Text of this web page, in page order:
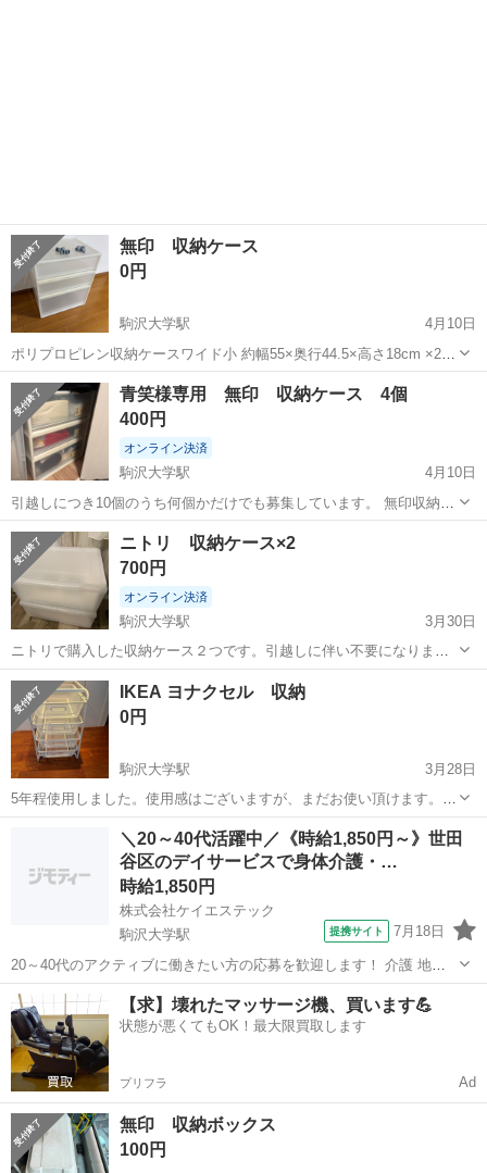
無印 収納ケース
0円
駒沢大学駅
4月10日
ポリプロピレン収納ケースワイド小 約幅55×奥行44.5×高さ18cm ×2個
ポリプロピレン収納ケースワイド大 約幅55×奥行44.5×高さ30cm ポリ
プロピレン収納ケース用キャスター ×8個
東京 目黒区 駒沢大学駅 収納家具
青笑様専用 無印 収納ケース 4個
400円
オンライン決済
駒沢大学駅
4月10日
引越しにつき10個のうち何個かだけでも募集しています。 無印収納ケ
ース 幅55 奥行き44.5 高さ18 4つ 幅55 奥行き44.5 高さ24 4つ 幅55 奥
行き44.5 高さ30 1つ 幅40 奥行き65 高さ18 1...
東京 世田谷区 駒沢大学駅
ニトリ 収納ケース×2
700円
オンライン決済
駒沢大学駅
3月30日
ニトリで購入した収納ケース２つです。引越しに伴い不要になりまし
たのでお譲りします。 横40cm、奥行き51cm、高さ19cmでした。
東京 世田谷区 駒沢大学駅 収納家具
IKEA ヨナクセル 収納
0円
駒沢大学駅
3月28日
5年程使用しました。使用感はございますが、まだお使い頂けます。
交渉成立後、引き取り場所の住所をお伝え致します。
駒沢大学駅 収納家具 ヨナクセル
＼20～40代活躍中／《時給1,850円～》世田
谷区のデイサービスで身体介護・…
時給1,850円
株式会社ケイエステック
駒沢大学駅
提携サイト 7月18日
20～40代のアクティブに働きたい方の応募を歓迎します！ 介護 地域
に貢献 明るいデイサービス KS5 *お仕事探しから入職後もしっかり寄
り添います* 「希望条件を叶えてもらえるの?」 →専任の営業担当が条
件交渉しま...
東京 駒沢大学駅 介護
【求】壊れたマッサージ機、買います💪
状態が悪くてもOK！最大限買取します
プリフラ Ad
無印 収納ボックス
100円